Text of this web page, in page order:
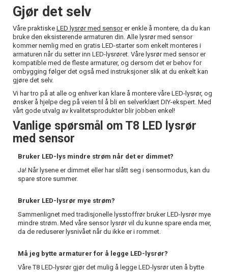
Gjør det selv
Våre praktiske LED lysrør med sensorer enkle å montere, da du kan
bruke den eksisterende armaturen din. Alle lysrør med sensor
kommer nemlig med en gratis LED-starter som enkelt monteres i
armaturen når du setter inn LED-lysrøret. Våre lysrør med sensor er
kompatible med de fleste armaturer, og dersom det er behov for
ombygging følger det også med instruksjoner slik at du enkelt kan
gjøre det selv.
Vi har tro på at alle og enhver kan klare å montere våre LED-lysrør, og
ønsker å hjelpe deg på veien til å bli en selverklært DIY-ekspert. Med
vårt gode utvalg av kvalitetsprodukter blir jobben enkel!
Vanlige spørsmål om T8 LED lysrør
med sensor
Bruker LED-lys mindre strøm når det er dimmet?
Ja! Når lysene er dimmet eller har slått seg i sensormodus, kan du
spare store summer.
Bruker LED-lysrør mye strøm?
Sammenlignet med tradisjonelle lysstoffrør bruker LED-lysrør mye
mindre strøm. Med våre sensor lysrør vil du kunne spare enda mer,
da de reduserer lysnivået når du ikke er i rommet.
Må jeg bytte armaturer for å legge LED-lysrør?
Våre T8 LED-lysrør gjør det mulig å legge LED-lysrør uten å bytte